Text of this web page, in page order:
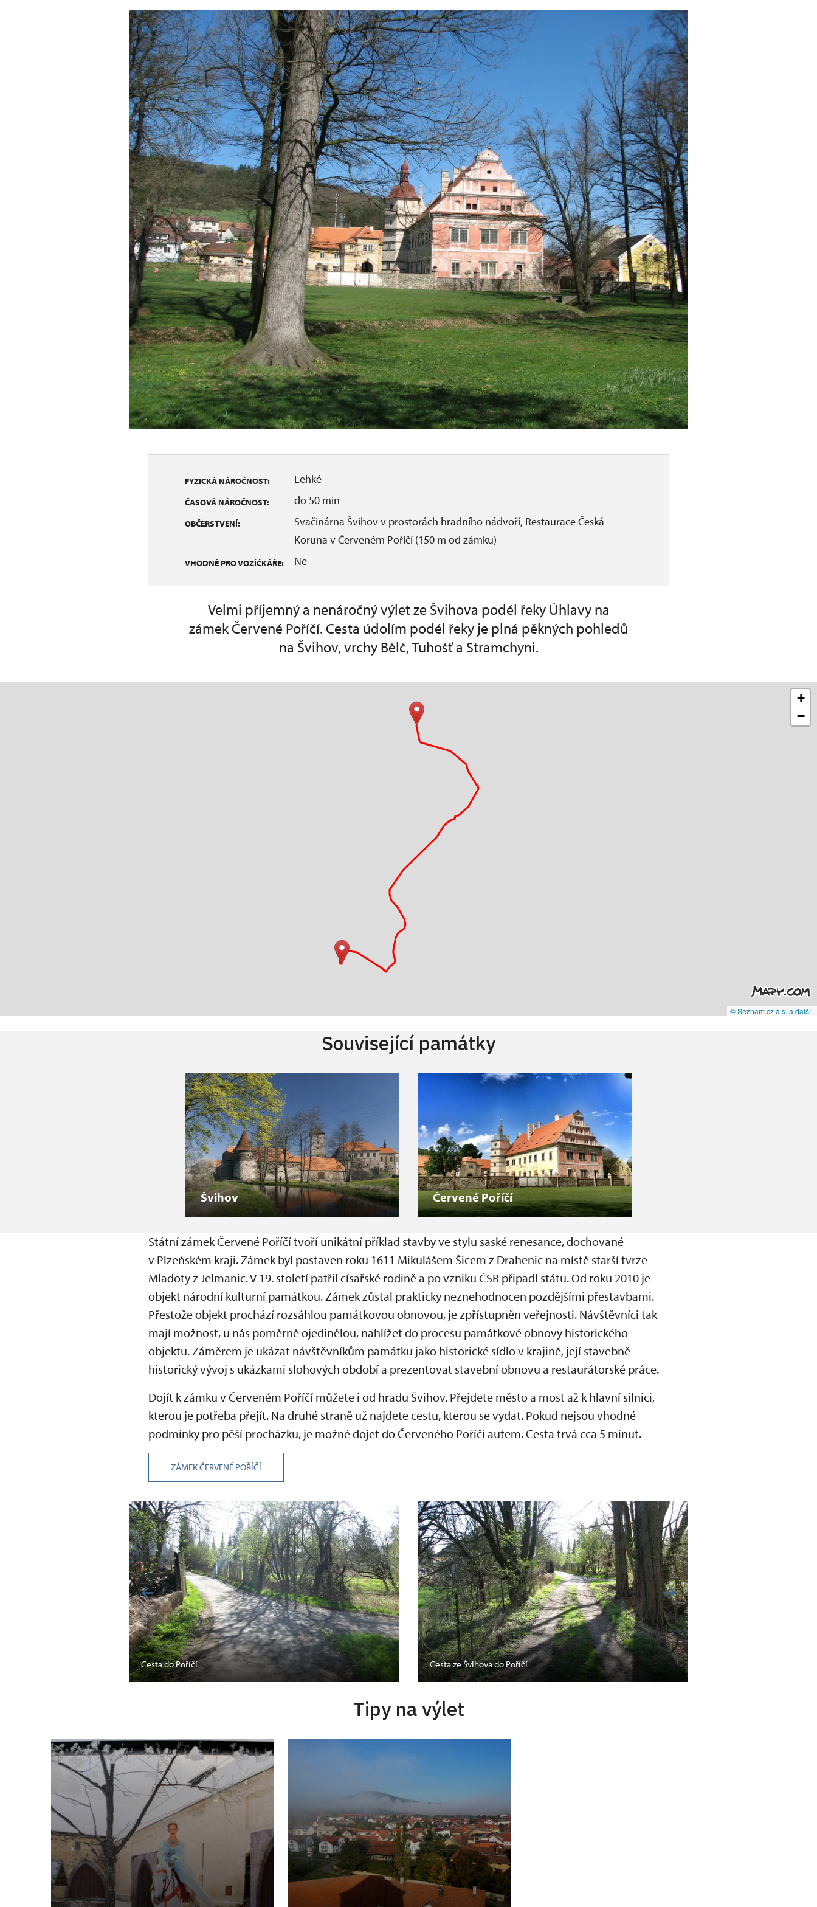
FYZICKÁ NÁROČNOST: Lehké
ČASOVÁ NÁROČNOST: do 50 min
OBČERSTVENÍ:
Svačinárna Švihov v prostorách hradního nádvoří, Restaurace Česká
Koruna v Červeném Poříčí (150 m od zámku)
VHODNÉ PRO VOZÍČKÁŘE: Ne
Velmi příjemný a nenáročný výlet ze Švihova podél řeky Úhlavy na
zámek Červené Poříčí. Cesta údolím podél řeky je plná pěkných pohledů
na Švihov, vrchy Bělč, Tuhošť a Stramchyni.
+
−
© Seznam.cz a.s. a další
Související památky
Švihov Červené Poříčí
Státní zámek Červené Poříčí tvoří unikátní příklad stavby ve stylu saské renesance, dochované
v Plzeňském kraji. Zámek byl postaven roku 1611 Mikulášem Šicem z Drahenic na místě starší tvrze
Mladoty z Jelmanic. V 19. století patřil císařské rodině a po vzniku ČSR připadl státu. Od roku 2010 je
objekt národní kulturní památkou. Zámek zůstal prakticky neznehodnocen pozdějšími přestavbami.
Přestože objekt prochází rozsáhlou památkovou obnovou, je zpřístupněn veřejnosti. Návštěvníci tak
mají možnost, u nás poměrně ojedinělou, nahlížet do procesu památkové obnovy historického
objektu. Záměrem je ukázat návštěvníkům památku jako historické sídlo v krajině, její stavebně
historický vývoj s ukázkami slohových období a prezentovat stavební obnovu a restaurátorské práce.
Dojít k zámku v Červeném Poříčí můžete i od hradu Švihov. Přejdete město a most až k hlavní silnici,
kterou je potřeba přejít. Na druhé straně už najdete cestu, kterou se vydat. Pokud nejsou vhodné
podmínky pro pěší procházku, je možné dojet do Červeného Poříčí autem. Cesta trvá cca 5 minut.
ZÁMEK ČERVENÉ POŘÍČÍ
Cesta do Poříčí Cesta ze Švihova do Poříčí
Tipy na výlet